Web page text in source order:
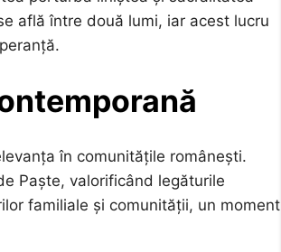
află între două lumi, iar acest lucru
în comunitățile românești.
Paște, valorificând legăturile
familiale și comunității, un moment